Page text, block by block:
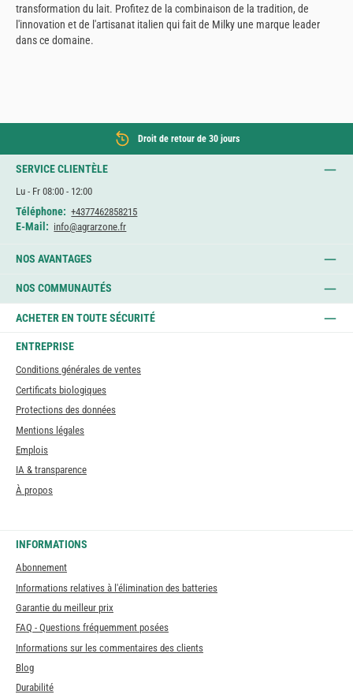
transformation du lait. Profitez de la combinaison de la tradition, de
l'innovation et de l'artisanat italien qui fait de Milky une marque leader
dans ce domaine.
Droit de retour de 30 jours
SERVICE CLIENTÈLE
Lu - Fr 08:00 - 12:00
Téléphone: +4377462858215
E-Mail: info@agrarzone.fr
NOS AVANTAGES
NOS COMMUNAUTÉS
ACHETER EN TOUTE SÉCURITÉ
ENTREPRISE
Conditions générales de ventes
Certificats biologiques
Protections des données
Mentions légales
Emplois
IA & transparence
À propos
INFORMATIONS
Abonnement
Informations relatives à l'élimination des batteries
Garantie du meilleur prix
FAQ - Questions fréquemment posées
Informations sur les commentaires des clients
Blog
Durabilité